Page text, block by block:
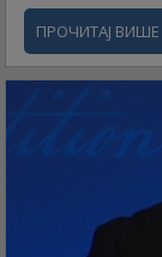
ПРОЧИТАЈ ВИШЕ